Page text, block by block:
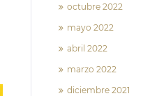
octubre 2022
mayo 2022
abril 2022
marzo 2022
diciembre 2021